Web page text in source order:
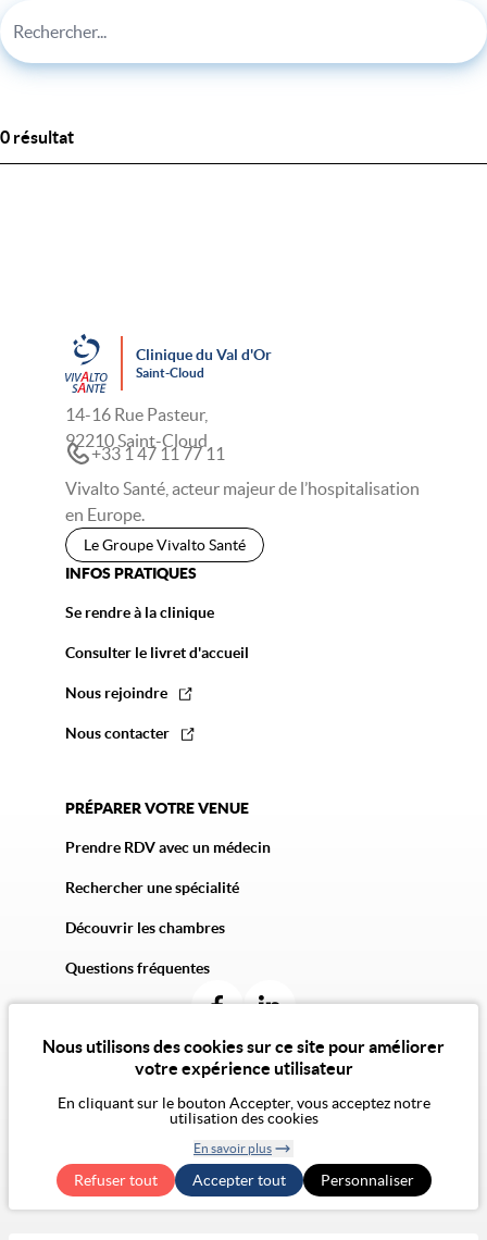
Nous utilisons des cookies sur ce site pour améliorer
votre expérience utilisateur
En cliquant sur le bouton Accepter, vous acceptez notre
utilisation des cookies
En savoir plus
Refuser tout Accepter tout
Retirer le
consentementPersonnaliser
0 résultat
Clinique du Val d'Or
Saint-Cloud
14-16 Rue Pasteur,
92210 Saint-Cloud
+33 1 47 11 77 11
Vivalto Santé, acteur majeur de l’hospitalisation
en Europe.
Le Groupe Vivalto Santé
INFOS PRATIQUES
Se rendre à la clinique
Consulter le livret d'accueil
Nous rejoindre
Nous contacter
PRÉPARER VOTRE VENUE
Prendre RDV avec un médecin
Rechercher une spécialité
Découvrir les chambres
Questions fréquentes
© 2026 Vivalto Santé
Notre vision de l'éthiqueExercer mes droits RGPD
Accessibilité Numérique : non conforme